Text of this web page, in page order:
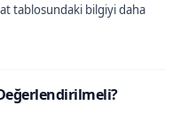
tablosundaki bilgiyi daha